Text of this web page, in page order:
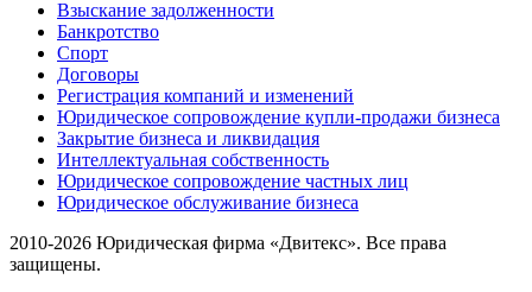
Взыскание задолженности
Банкротство
Спорт
Договоры
Регистрация компаний и изменений
Юридическое сопровождение купли-продажи бизнеса
Закрытие бизнеса и ликвидация
Интеллектуальная собственность
Юридическое сопровождение частных лиц
Юридическое обслуживание бизнеса
2010-2026 Юридическая фирма «Двитекс». Все права
защищены.